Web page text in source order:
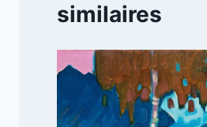
similaires